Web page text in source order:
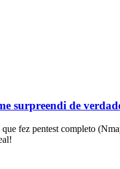
surpreendi de
fez pentest completo